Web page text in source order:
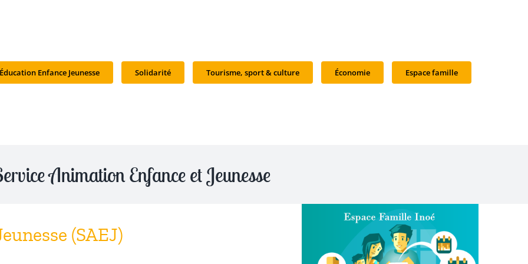
Éducation Enfance Jeunesse Solidarité Tourisme, sport & culture Économie Espace famille
Animation Enfance et Jeunesse
(SAEJ)